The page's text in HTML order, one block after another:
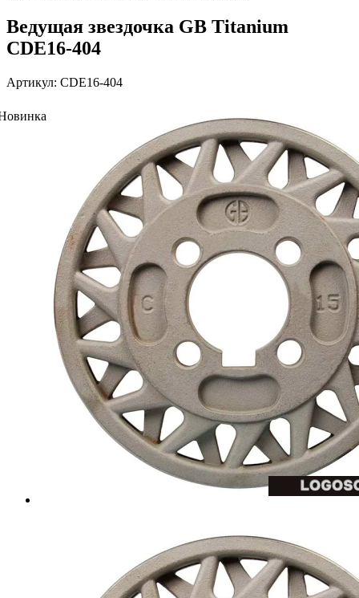
Ведущая звездочка GB Titanium
CDE16-404
Артикул: CDE16-404